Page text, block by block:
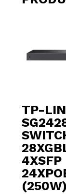
TP-
4XSFP
(250W)